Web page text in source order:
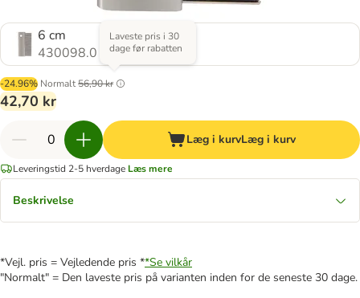
6 cm
430098.0
-24.96% Normalt56,90 kr
Laveste pris i 30
dage før rabatten
42,70 kr
Læg i kurvLæg i kurv
Leveringstid 2-5 hverdage Læs mere
Beskrivelse
*Vejl. pris = Vejledende pris **Se vilkår
"Normalt" = Den laveste pris på varianten inden for de seneste 30 dage.